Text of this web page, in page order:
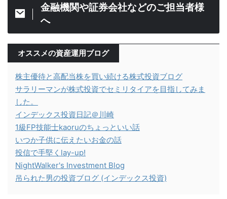
金融機関や証券会社などのご担当者様
へ
オススメの資産運用ブログ
株主優待と高配当株を買い続ける株式投資ブログ
サラリーマンが株式投資でセミリタイアを目指してみま
した。
インデックス投資日記＠川崎
1級FP技能士kaoruのちょっといい話
いつか子供に伝えたいお金の話
投信で手堅くlay-up!
NightWalker's Investment Blog
吊られた男の投資ブログ (インデックス投資)